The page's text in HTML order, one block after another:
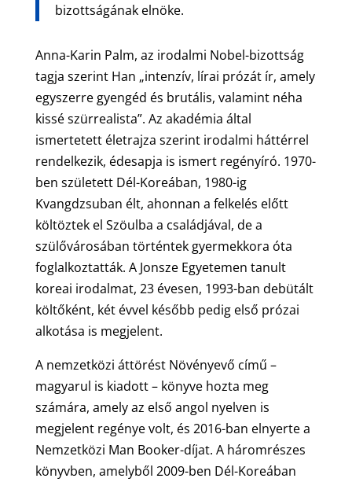
bizottságának elnöke.
Anna-Karin Palm, az irodalmi Nobel-bizottság
tagja szerint Han „intenzív, lírai prózát ír, amely
egyszerre gyengéd és brutális, valamint néha
kissé szürrealista”. Az akadémia által
ismertetett életrajza szerint irodalmi háttérrel
rendelkezik, édesapja is ismert regényíró. 1970-
ben született Dél-Koreában, 1980-ig
Kvangdzsuban élt, ahonnan a felkelés előtt
költöztek el Szöulba a családjával, de a
szülővárosában történtek gyermekkora óta
foglalkoztatták. A Jonsze Egyetemen tanult
koreai irodalmat, 23 évesen, 1993-ban debütált
költőként, két évvel később pedig első prózai
alkotása is megjelent.
A nemzetközi áttörést Növényevő című –
magyarul is kiadott – könyve hozta meg
számára, amely az első angol nyelven is
megjelent regénye volt, és 2016-ban elnyerte a
Nemzetközi Man Booker-díjat. A háromrészes
könyvben, amelyből 2009-ben Dél-Koreában